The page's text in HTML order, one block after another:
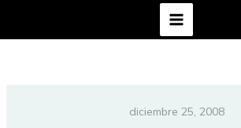
diciembre 25, 2008